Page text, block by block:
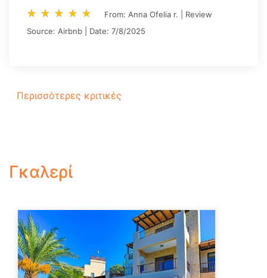
star_rate star_rate star_rate star_rate star_rate
star_rate star_rate star_rate star_rate star_rate
From: Anna Ofelia r. | Review
Source: Airbnb | Date: 7/8/2025
Περισσότερες κριτικές
Γκαλερί